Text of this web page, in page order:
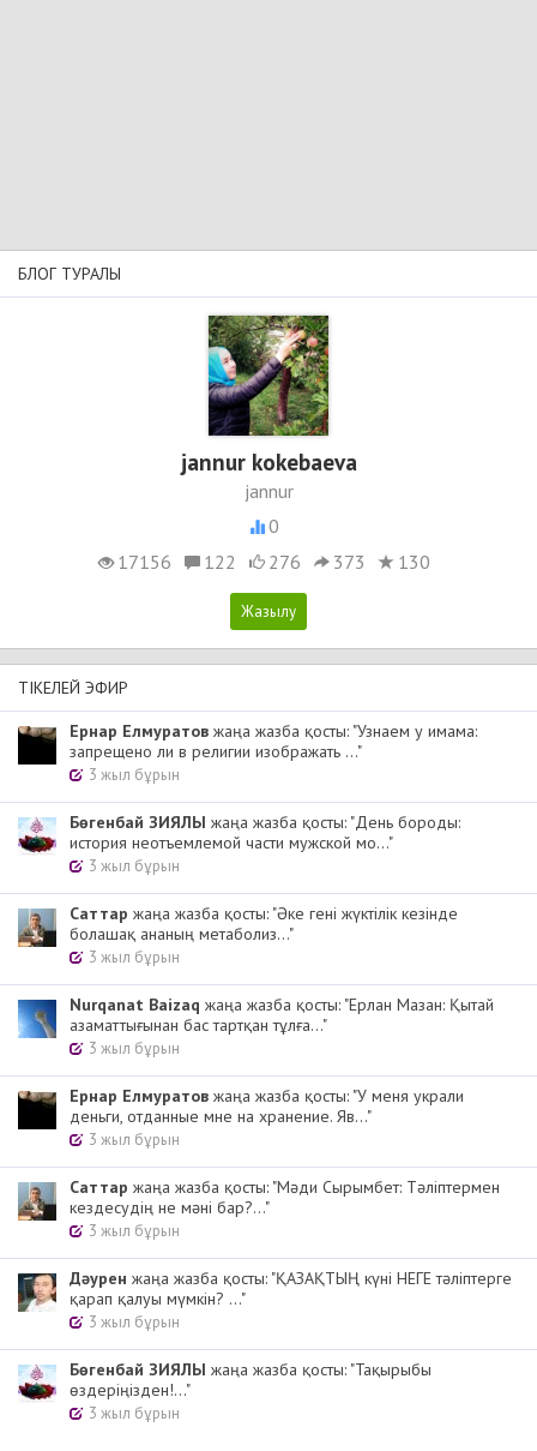
БЛОГ ТУРАЛЫ
jannur kokebaeva
jannur
0
17156
122 276 373 130
ТІКЕЛЕЙ ЭФИР
Ернар Елмуратов жаңа жазба қосты: "Узнаем у имама:
запрещено ли в религии изображать ..."
3 жыл бұрын
Бөгенбай ЗИЯЛЫ жаңа жазба қосты: "День бороды:
история неотъемлемой части мужской мо..."
3 жыл бұрын
Cаттар жаңа жазба қосты: "Әке гені жүктілік кезінде
болашақ ананың метаболиз..."
3 жыл бұрын
Nurqanat Baizaq жаңа жазба қосты: "Ерлан Мазан: Қытай
азаматтығынан бас тартқан тұлға..."
3 жыл бұрын
Ернар Елмуратов жаңа жазба қосты: "У меня украли
деньги, отданные мне на хранение. Яв..."
3 жыл бұрын
Cаттар жаңа жазба қосты: "Мәди Сырымбет: Тәліптермен
кездесудің не мәні бар?..."
3 жыл бұрын
Дәурен жаңа жазба қосты: "ҚАЗАҚТЫҢ күні НЕГЕ тәліптерге
қарап қалуы мүмкін? ..."
3 жыл бұрын
Бөгенбай ЗИЯЛЫ жаңа жазба қосты: "Тақырыбы
өздеріңізден!..."
3 жыл бұрын